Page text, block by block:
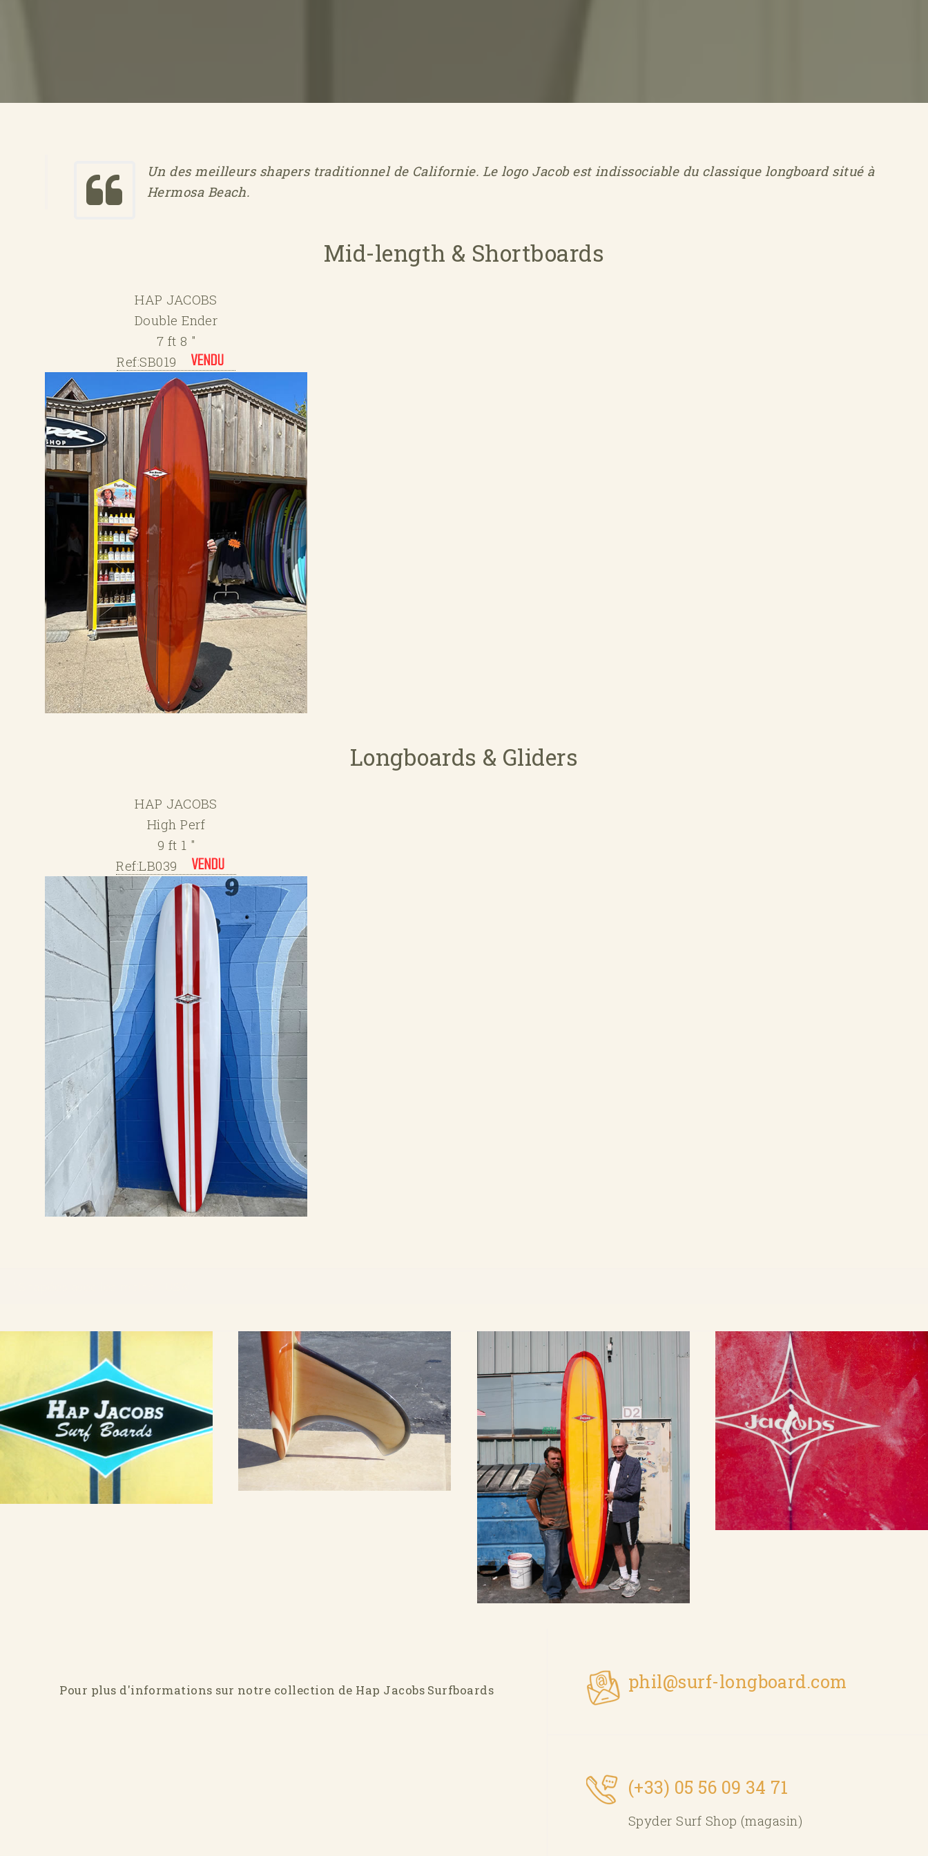
Un des meilleurs shapers traditionnel de Californie. Le logo Jacob est indissociable du classique longboard situé à
Hermosa Beach.
Mid-length & Shortboards
HAP JACOBS
Double Ender
7 ft 8 "
Ref:SB019
Longboards & Gliders
HAP JACOBS
High Perf
9 ft 1 "
Ref:LB039
Pour plus d'informations sur notre collection de Hap Jacobs Surfboards phil@surf-longboard.com
(+33) 05 56 09 34 71
Spyder Surf Shop (magasin)